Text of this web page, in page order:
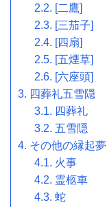
[二鷹]
[三茄子]
[四扇]
[五煙草]
[六座頭]
四葬礼五雪隠
四葬礼
五雪隠
その他の縁起夢
火事
霊柩車
蛇